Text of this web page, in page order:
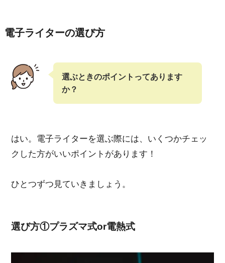
電子ライターの選び方
選ぶときのポイントってあります
か？
はい。電子ライターを選ぶ際には、いくつかチェッ
クした方がいいポイントがあります！
ひとつずつ見ていきましょう。
選び方①プラズマ式or電熱式